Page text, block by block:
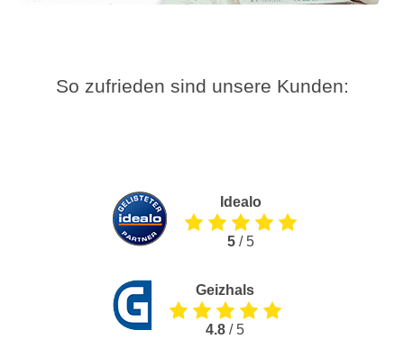
So zufrieden sind unsere Kunden:
Idealo
5/ 5
Geizhals
4.8 / 5